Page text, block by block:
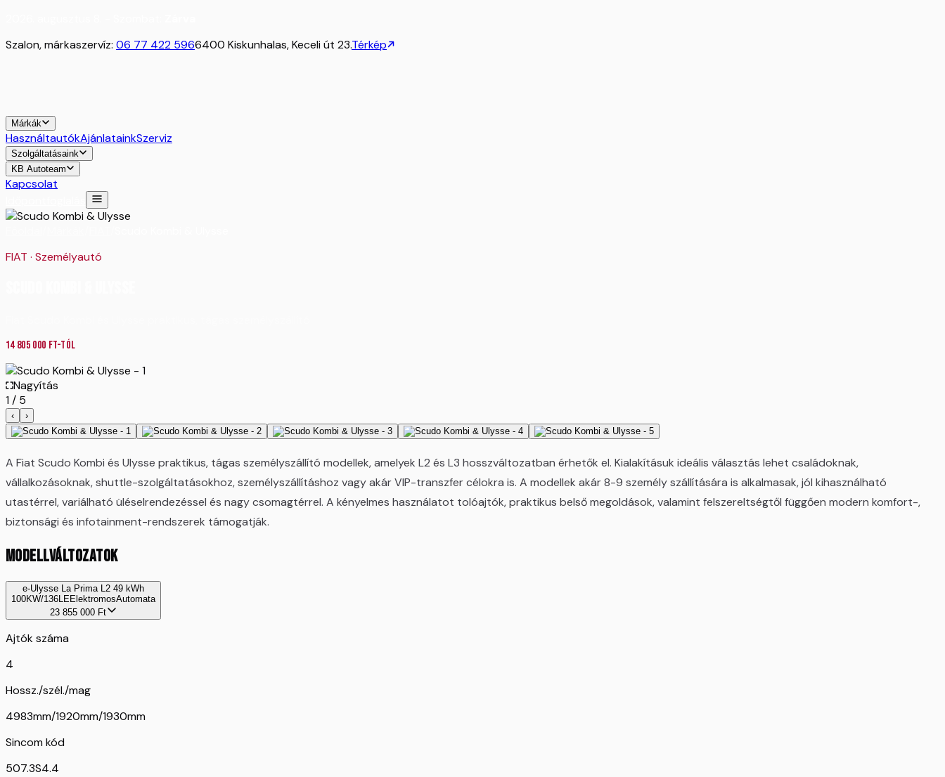
Szalon, márkaszervíz: 06 77 422 5966400 Kiskunhalas, Keceli út 23.Térkép
Márkák
HasználtautókAjánlatainkSzerviz
Szolgáltatásaink
KB Autoteam
Kapcsolat
FIAT · Személyautó
14 805 000 Ft-tól
Nagyítás
1/ 5
‹ ›
A Fiat Scudo Kombi és Ulysse praktikus, tágas személyszállító modellek, amelyek L2 és L3 hosszváltozatban érhetők el. Kialakításuk ideális választás lehet családoknak,
vállalkozásoknak, shuttle-szolgáltatásokhoz, személyszállításhoz vagy akár VIP-transzfer célokra is. A modellek akár 8-9 személy szállítására is alkalmasak, jól kihasználható
utastérrel, variálható üléselrendezéssel és nagy csomagtérrel. A kényelmes használatot tolóajtók, praktikus belső megoldások, valamint felszereltségtől függően modern komfort-,
biztonsági és infotainment-rendszerek támogatják.
MODELLVÁLTOZATOK
e-Ulysse La Prima L2 49 kWh
100KW/136LEElektromosAutomata
23 855 000Ft
Ajtók száma
4
Hossz./szél./mag
4983mm/1920mm/1930mm
Sincom kód
507.3S4.4